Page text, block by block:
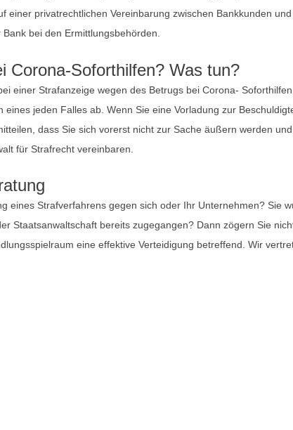
einer privatrechtlichen Vereinbarung zwischen Bankkunden
bei den Ermittlungsbehörden.
Corona-Soforthilfen? Was tun?
einer Strafanzeige wegen des Betrugs bei Corona-
jeden Falles ab. Wenn Sie eine Vorladung zur
dass Sie sich vorerst nicht zur Sache äußern werden
für Strafrecht vereinbaren.
eines Strafverfahrens gegen sich oder Ihr Unternehmen? Sie
Staatsanwaltschaft bereits zugegangen? Dann zögern Sie
eine effektive Verteidigung betreffend. Wir